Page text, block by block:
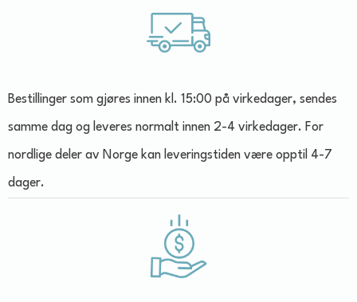
Bestillinger som gjøres innen kl. 15:00 på virkedager, sendes
samme dag og leveres normalt innen 2-4 virkedager. For
nordlige deler av Norge kan leveringstiden være opptil 4-7
dager.